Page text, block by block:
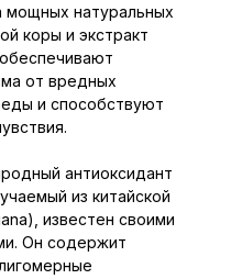
мощных натуральных
коры и экстракт
от вредных
и способствуют
антиоксидант
из китайской
известен своими
Он содержит